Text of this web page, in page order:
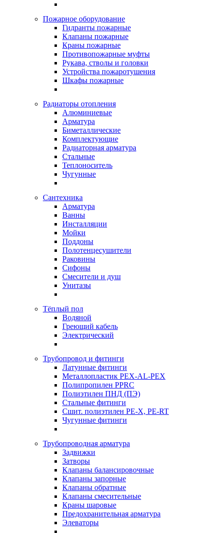
Пожарное оборудование
Гидранты пожарные
Клапаны пожарные
Краны пожарные
Противопожарные муфты
Рукава, стволы и головки
Устройства пожаротушения
Шкафы пожарные
Радиаторы отопления
Алюминиевые
Арматура
Биметаллические
Комплектующие
Радиаторная арматура
Стальные
Теплоноситель
Чугунные
Сантехника
Арматура
Ванны
Инсталляции
Мойки
Поддоны
Полотенцесушители
Раковины
Сифоны
Смесители и душ
Унитазы
Тёплый пол
Водяной
Греющий кабель
Электрический
Трубопровод и фитинги
Латунные фитинги
Металлопластик PEX-AL-PEX
Полипропилен PPRC
Полиэтилен ПНД (ПЭ)
Стальные фитинги
Сшит. полиэтилен PE-X, PE-RT
Чугунные фитинги
Трубопроводная арматура
Задвижки
Затворы
Клапаны балансировочные
Клапаны запорные
Клапаны обратные
Клапаны смесительные
Краны шаровые
Предохранительная арматура
Элеваторы